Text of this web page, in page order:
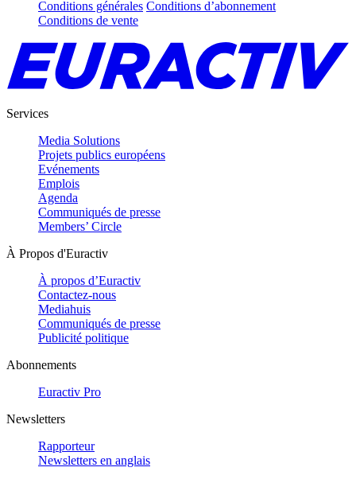
Conditions générales Conditions d’abonnement
Conditions de vente
Services
Media Solutions
Projets publics européens
Evénements
Emplois
Agenda
Communiqués de presse
Members’ Circle
À Propos d'Euractiv
À propos d’Euractiv
Contactez-nous
Mediahuis
Communiqués de presse
Publicité politique
Abonnements
Euractiv Pro
Newsletters
Rapporteur
Newsletters en anglais